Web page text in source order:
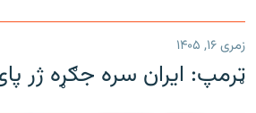
زمری ۱۶, ۱۴۰۵
ټرمپ: ایران سره جګړه ژر